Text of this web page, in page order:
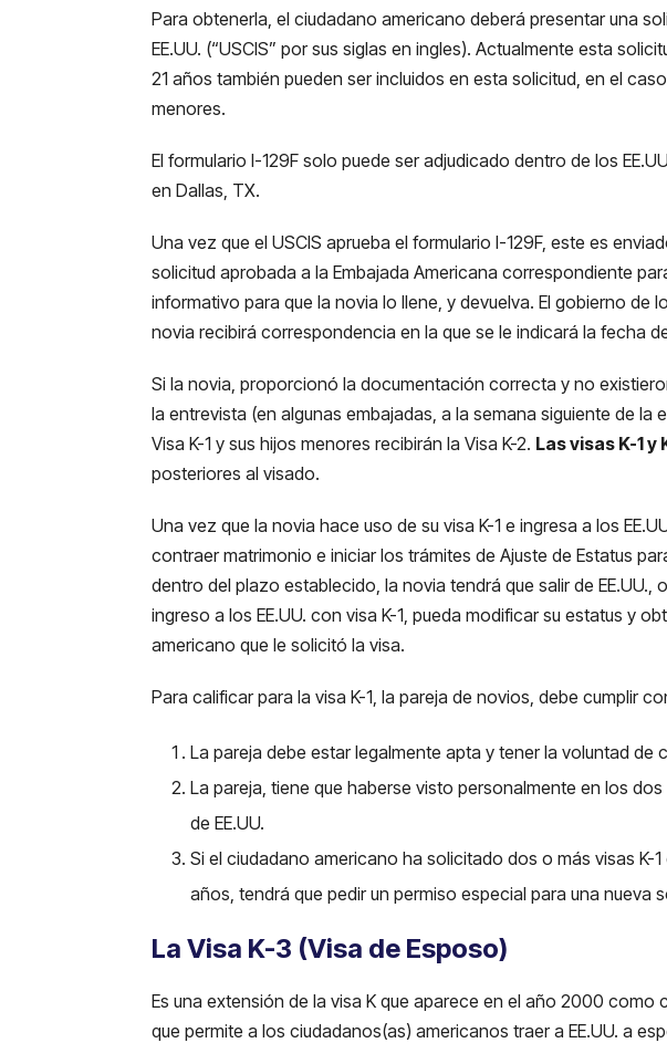
Para obtenerla, el ciudadano americano deberá presentar una
EE.UU. (“USCIS” por sus siglas en ingles). Actualmente esta
21 años también pueden ser incluidos en esta solicitud, en el
menores.
El formulario I-129F solo puede ser adjudicado dentro de los
en Dallas, TX.
Una vez que el USCIS aprueba el formulario I-129F, este es
solicitud aprobada a la Embajada Americana correspondiente
informativo para que la novia lo llene, y devuelva. El gobierno de
novia recibirá correspondencia en la que se le indicará la fecha
Si la novia, proporcionó la documentación correcta y no
la entrevista (en algunas embajadas, a la semana siguiente de
Visa K-1 y sus hijos menores recibirán la Visa K-2. Las visas K-1
posteriores al visado.
Una vez que la novia hace uso de su visa K-1 e ingresa a los
contraer matrimonio e iniciar los trámites de Ajuste de Estatus
dentro del plazo establecido, la novia tendrá que salir de
ingreso a los EE.UU. con visa K-1, pueda modificar su estatus y
americano que le solicitó la visa.
Para calificar para la visa K-1, la pareja de novios, debe cumplir
La pareja debe estar legalmente apta y tener la voluntad de
La pareja, tiene que haberse visto personalmente en los
de EE.UU.
Si el ciudadano americano ha solicitado dos o más visas K-
años, tendrá que pedir un permiso especial para una nueva
La Visa K-3 (Visa de Esposo)
Es una extensión de la visa K que aparece en el año 2000 como
que permite a los ciudadanos(as) americanos traer a EE.UU. a